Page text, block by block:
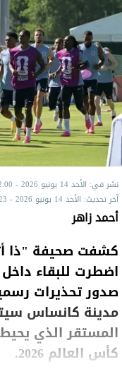
نشر في: الأحد 14 يونيو 2026 - 2:00 م
آخر تحديث: الأحد 14 يونيو 2026 - 2:23 م
أحمد زاهر
كشفت صحيفة "ذا
اضطرت للبقاء
صدور تحذيرات
مدينة كانساس
المستقر الذي
كأس العالم 2026.